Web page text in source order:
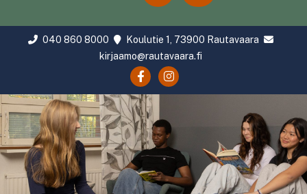
040 860 8000
Koulutie 1, 73900 Rautavaara
kirjaamo@rautavaara.fi